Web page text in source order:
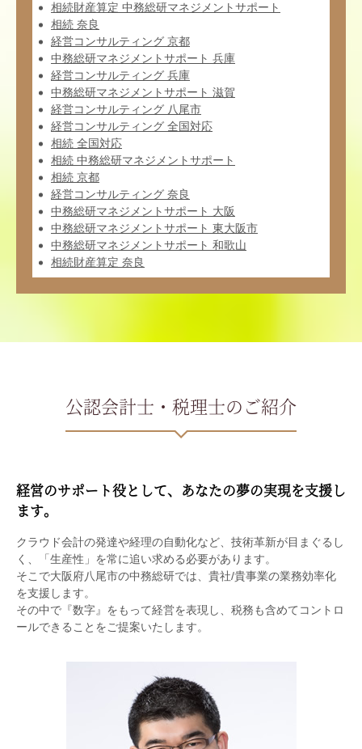
相続財産算定 中務総研マネジメントサポート
相続 奈良
経営コンサルティング 京都
中務総研マネジメントサポート 兵庫
経営コンサルティング 兵庫
中務総研マネジメントサポート 滋賀
経営コンサルティング 八尾市
経営コンサルティング 全国対応
相続 全国対応
相続 中務総研マネジメントサポート
相続 京都
経営コンサルティング 奈良
中務総研マネジメントサポート 大阪
中務総研マネジメントサポート 東大阪市
中務総研マネジメントサポート 和歌山
相続財産算定 奈良
公認会計士・税理士のご紹介
経営のサポート役として、あなたの夢の実現を支援し
ます。
クラウド会計の発達や経理の自動化など、技術革新が目まぐるし
く、「生産性」を常に追い求める必要があります。
そこで大阪府八尾市の中務総研では、貴社/貴事業の業務効率化
を支援します。
その中で『数字』をもって経営を表現し、税務も含めてコントロ
ールできることをご提案いたします。